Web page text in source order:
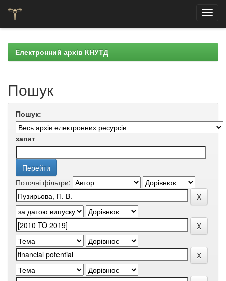
navigationЕлектронний архів КНУТД
Пошук
Пошук:
запит
Поточні фільтри: